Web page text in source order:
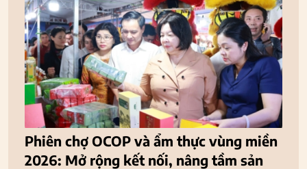
Phiên chợ OCOP và ẩm thực vùng miền
2026: Mở rộng kết nối, nâng tầm sản